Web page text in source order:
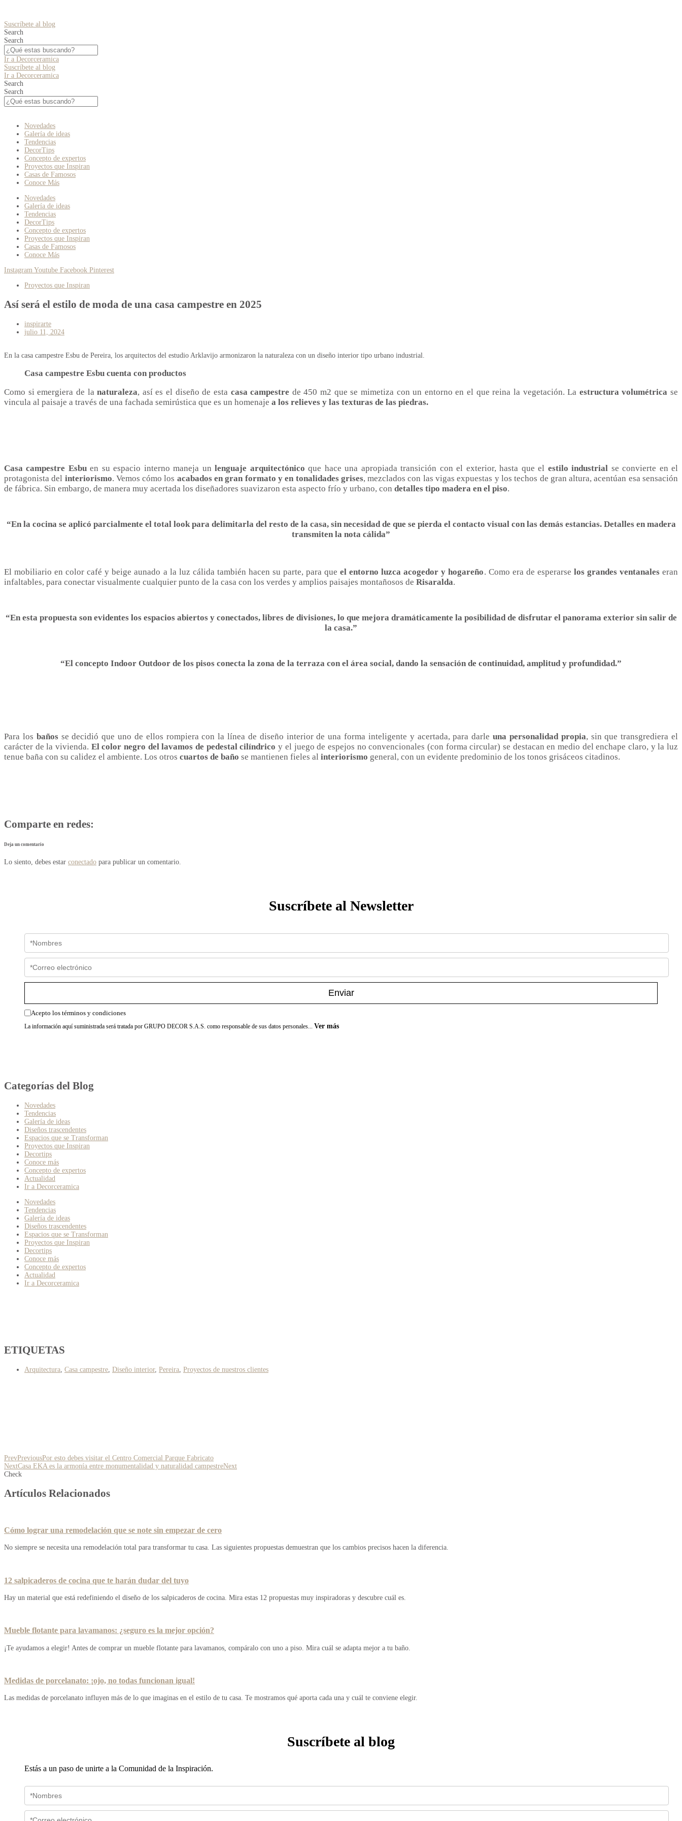
Suscríbete al blog
Search
Search
Ir a Decorceramica
Suscríbete al blog
Ir a Decorceramica
Search
Search
Novedades
Galería de ideas
Tendencias
DecorTips
Concepto de expertos
Proyectos que Inspiran
Casas de Famosos
Conoce Más
Novedades
Galería de ideas
Tendencias
DecorTips
Concepto de expertos
Proyectos que Inspiran
Casas de Famosos
Conoce Más
Instagram Youtube Facebook Pinterest
Proyectos que Inspiran
Así será el estilo de moda de una casa campestre en 2025
inspirarte
julio 11, 2024
En la casa campestre Esbu de Pereira, los arquitectos del estudio Arklavijo armonizaron la naturaleza con un diseño interior tipo urbano industrial.
Casa campestre Esbu cuenta con productos
Como si emergiera de lanaturaleza, así es el diseño de esta casa campestre de 450 m2 que se mimetiza con un entorno en el que reina la vegetación. La estructura volumétrica se
vincula al paisaje a través de una fachada semirústica que es un homenaje a los relieves y las texturas de las piedras.
Casa campestre Esbuen su espacio interno maneja unlenguaje arquitectónico que hace una apropiada transición con el exterior, hasta que el estilo industrial se convierte en el
protagonista del interiorismo. Vemos cómo los acabados en gran formato y en tonalidades grises, mezclados con las vigas expuestas y los techos de gran altura, acentúan esa sensación
de fábrica. Sin embargo, de manera muy acertada los diseñadores suavizaron esta aspecto frío y urbano, con detalles tipo madera en el piso.
“En la cocina se aplicó parcialmente el total look para delimitarla del resto de la casa, sin necesidad de que se pierda el contacto visual con las demás estancias. Detalles en madera
transmiten la nota cálida”
El mobiliario en color café y beige aunado a la luz cálida también hacen su parte, para que el entorno luzca acogedor y hogareño. Como era de esperarse los grandes ventanaleseran
infaltables, para conectar visualmente cualquier punto de la casa con los verdes y amplios paisajes montañosos de Risaralda.
“En esta propuesta son evidentes los espacios abiertos y conectados, libres de divisiones, lo que mejora dramáticamente la posibilidad de disfrutar el panorama exterior sin salir de
la casa.”
“El concepto Indoor Outdoor de los pisos conecta la zona de la terraza con el área social, dando la sensación de continuidad, amplitud y profundidad.”
Para los bañosse decidió que uno de ellos rompiera con la línea de diseño interior de una forma inteligente y acertada, para darleuna personalidad propia, sin que transgrediera el
carácter de la vivienda. El color negro del lavamos de pedestal cilíndrico y el juego de espejos no convencionales (con forma circular) se destacan en medio del enchape claro, y la luz
tenue baña con su calidez el ambiente. Los otros cuartos de baño se mantienen fieles al interiorismo general, con un evidente predominio de los tonos grisáceos citadinos.
Comparte en redes:
Deja un comentario
Lo siento, debes estar conectado para publicar un comentario.
Suscríbete al Newsletter
Enviar
Acepto los términos y condiciones
La información aquí suministrada será tratada por GRUPO DECOR S.A.S. como responsable de sus datos personales... Ver más
Categorías del Blog
Novedades
Tendencias
Galería de ideas
Diseños trascendentes
Espacios que se Transforman
Proyectos que Inspiran
Decortips
Conoce más
Concepto de expertos
Actualidad
Ir a Decorceramica
Novedades
Tendencias
Galería de ideas
Diseños trascendentes
Espacios que se Transforman
Proyectos que Inspiran
Decortips
Conoce más
Concepto de expertos
Actualidad
Ir a Decorceramica
ETIQUETAS
Arquitectura Casa campestre Diseño interior, Pereira Proyectos de nuestros clientes
PrevPreviousPor esto debes visitar el Centro Comercial Parque Fabricato
NextCasa EKA es la armonía entre monumentalidad y naturalidad campestreNext
Check
Artículos Relacionados
Cómo lograr una remodelación que se note sin empezar de cero
No siempre se necesita una remodelación total para transformar tu casa. Las siguientes propuestas demuestran que los cambios precisos hacen la diferencia.
12 salpicaderos de cocina que te harán dudar del tuyo
Hay un material que está redefiniendo el diseño de los salpicaderos de cocina. Mira estas 12 propuestas muy inspiradoras y descubre cuál es.
Mueble flotante para lavamanos: ¿seguro es la mejor opción?
¡Te ayudamos a elegir! Antes de comprar un mueble flotante para lavamanos, compáralo con uno a piso. Mira cuál se adapta mejor a tu baño.
Medidas de porcelanato: ¡ojo, no todas funcionan igual!
Las medidas de porcelanato influyen más de lo que imaginas en el estilo de tu casa. Te mostramos qué aporta cada una y cuál te conviene elegir.
Suscríbete al blog
Estás a un paso de unirte a la Comunidad de la Inspiración.